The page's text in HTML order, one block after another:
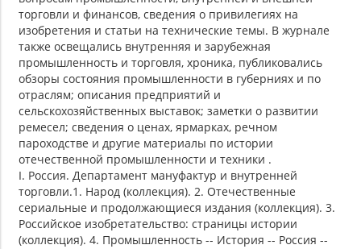
торговли и финансов, сведения о привилегиях на
изобретения и статьи на технические темы. В журнале
также освещались внутренняя и зарубежная
промышленность и торговля, хроника, публиковались
обзоры состояния промышленности в губерниях и по
отраслям; описания предприятий и
сельскохозяйственных выставок; заметки о развитии
ремесел; сведения о ценах, ярмарках, речном
пароходстве и другие материалы по истории
отечественной промышленности и техники .
I. Россия. Департамент мануфактур и внутренней
торговли.1. Народ (коллекция). 2. Отечественные
сериальные и продолжающиеся издания (коллекция). 3.
Российское изобретательство: страницы истории
(коллекция). 4. Промышленность -- История -- Россия --